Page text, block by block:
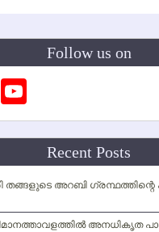
Follow us on
Twitter
Channel
Recent Posts
അറബി ഗ്രന്ഥത്തിന്റെ
അനധികൃത